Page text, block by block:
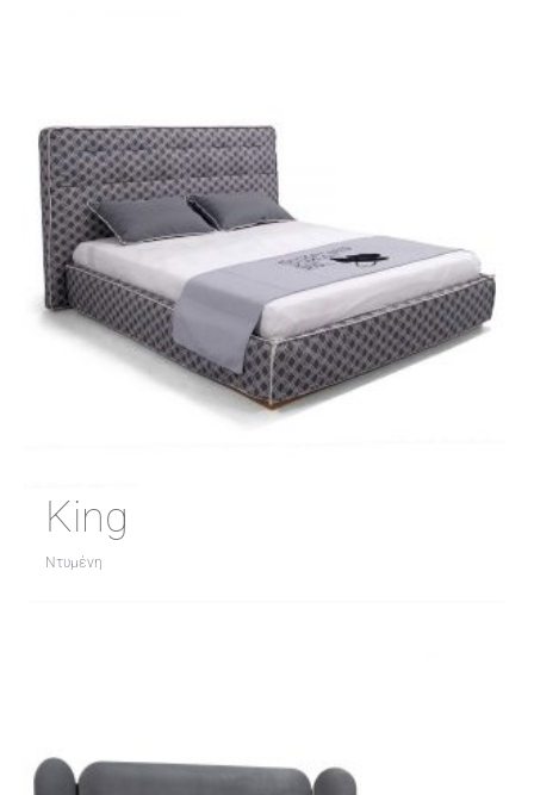
King
Ντυμένη